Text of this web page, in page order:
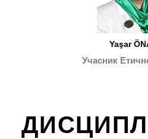
Yaşar
Учасник